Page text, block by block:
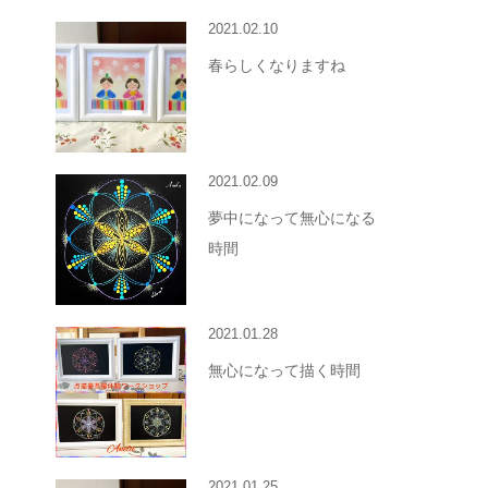
2021.02.10
春らしくなりますね
2021.02.09
夢中になって無心になる
時間
2021.01.28
無心になって描く時間